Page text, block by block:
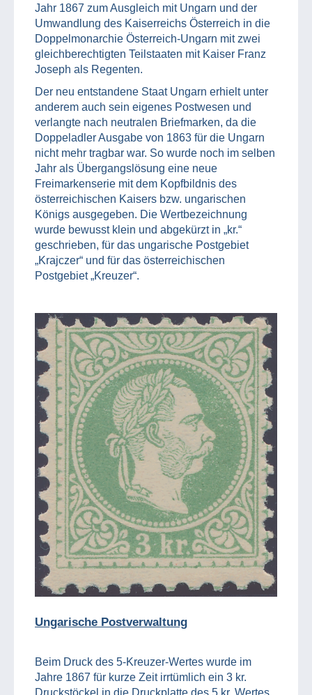
Jahr 1867 zum Ausgleich mit Ungarn und der
Umwandlung des Kaiserreichs Österreich in die
Doppelmonarchie Österreich-Ungarn mit zwei
gleichberechtigten Teilstaaten mit Kaiser Franz
Joseph als Regenten.
Der neu entstandene Staat Ungarn erhielt unter
anderem auch sein eigenes Postwesen und
verlangte nach neutralen Briefmarken, da die
Doppeladler Ausgabe von 1863 für die Ungarn
nicht mehr tragbar war. So wurde noch im selben
Jahr als Übergangslösung eine neue
Freimarkenserie mit dem Kopfbildnis des
österreichischen Kaisers bzw. ungarischen
Königs ausgegeben. Die Wertbezeichnung
wurde bewusst klein und abgekürzt in „kr.“
geschrieben, für das ungarische Postgebiet
„Krajczer“ und für das österreichischen
Postgebiet „Kreuzer“.
Ungarische Postverwaltung
Beim Druck des 5-Kreuzer-Wertes wurde im
Jahre 1867 für kurze Zeit irrtümlich ein 3 kr.
Druckstöckel in die Druckplatte des 5 kr. Wertes